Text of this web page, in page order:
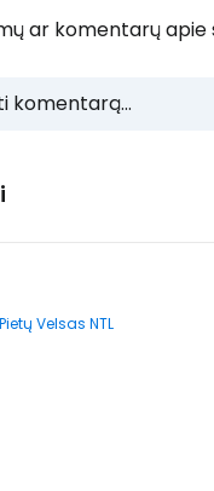
ar komentarų apie
komentarą...
Velsas NTL